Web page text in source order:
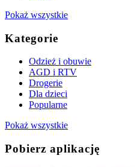
Pokaż wszystkie
Kategorie
Odzież i obuwie
AGD i RTV
Drogerie
Dla dzieci
Popularne
Pokaż wszystkie
Pobierz aplikację